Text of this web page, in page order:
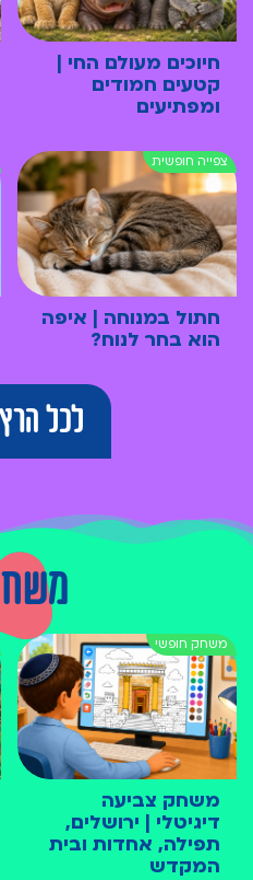
חיוכים מעולם החי |
קטעים חמודים
ומפתיעים
חתול במנוחה | איפה
הוא בחר לנוח?
לכל
משחק צביעה
דיגיטלי | ירושלים,
תפילה, אחדות ובית
המקדש